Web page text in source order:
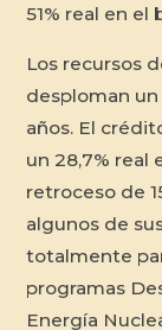
51% real en el
Los recursos
desploman
años. El
un 28,7% real
retroceso de
algunos de
totalmente
programas
Energía